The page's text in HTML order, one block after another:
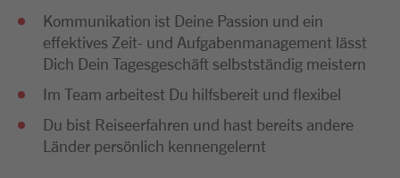
Kommunikation ist Deine Passion und ein
effektives Zeit- und Aufgabenmanagement lässt
Dich Dein Tagesgeschäft selbstständig meistern
Im Team arbeitest Du hilfsbereit und flexibel
Du bist Reiseerfahren und hast bereits andere
Länder persönlich kennengelernt